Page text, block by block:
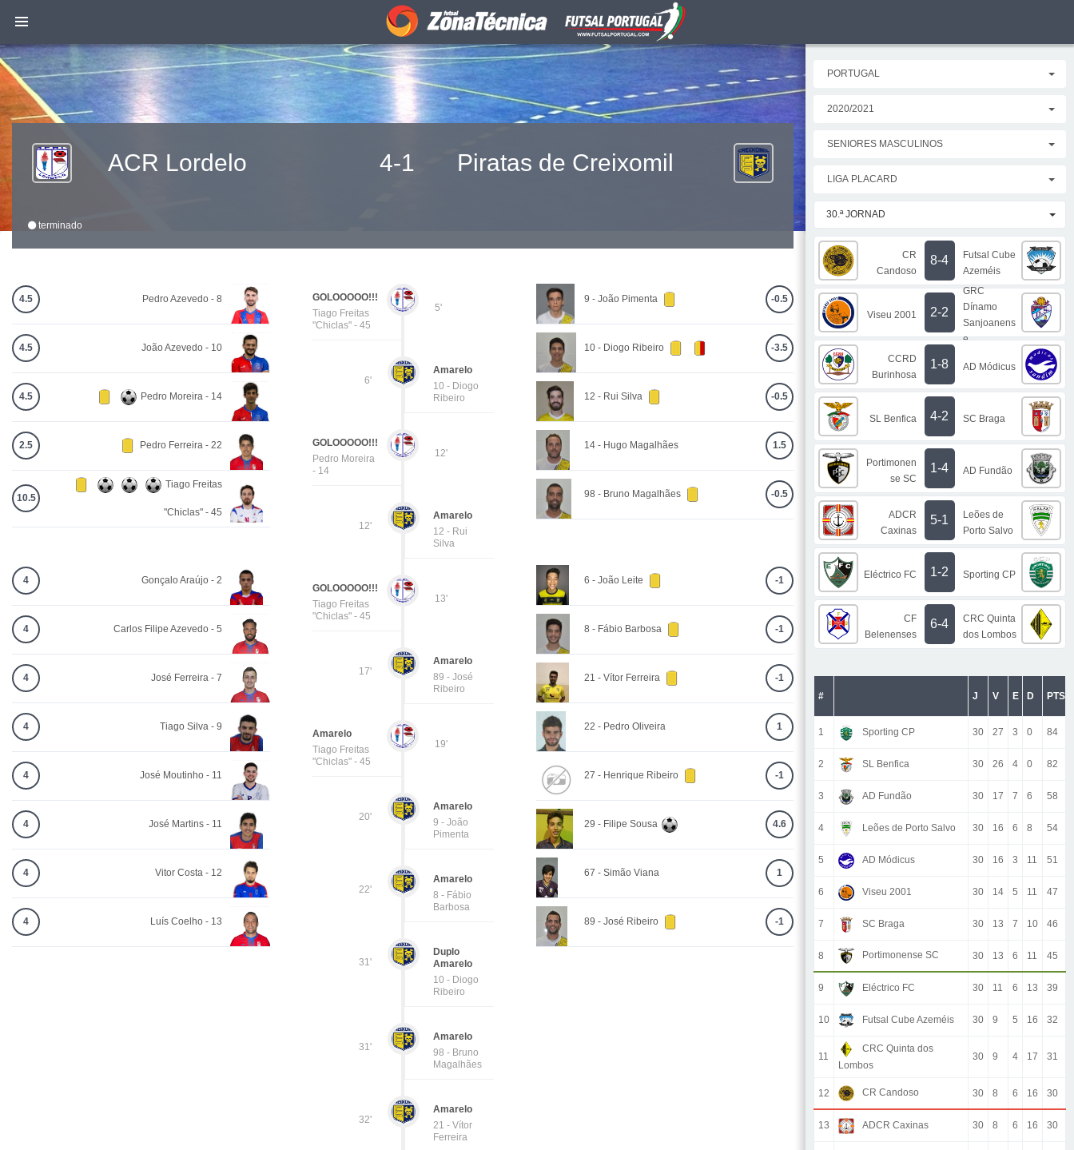
ACR Lordelo 4-1 Piratas de Creixomil
terminado
4.5 Pedro Azevedo - 8
4.5 João Azevedo - 10
4.5 Pedro Moreira - 14
2.5 Pedro Ferreira - 22
10.5
Tiago Freitas
"Chiclas" - 45
5'
GOLOOOOO!!!
Tiago Freitas
"Chiclas" - 45
6'
Amarelo
10 - Diogo
Ribeiro
12'
GOLOOOOO!!!
Pedro Moreira
- 14
12'
Amarelo
12 - Rui
Silva
13'
GOLOOOOO!!!
Tiago Freitas
"Chiclas" - 45
17'
Amarelo
89 - José
Ribeiro
19'
Amarelo
Tiago Freitas
"Chiclas" - 45
20'
Amarelo
9 - João
Pimenta
22'
Amarelo
8 - Fábio
Barbosa
31'
Duplo
Amarelo
10 - Diogo
Ribeiro
31'
Amarelo
98 - Bruno
Magalhães
32'
Amarelo
21 - Vítor
Ferreira
9 - João Pimenta -0.5
10 - Diogo Ribeiro -3.5
12 - Rui Silva -0.5
14 - Hugo Magalhães 1.5
98 - Bruno Magalhães -0.5
4 Gonçalo Araújo - 2
4 Carlos Filipe Azevedo - 5
4 José Ferreira - 7
4 Tiago Silva - 9
4 José Moutinho - 11
4 José Martins - 11
4 Vitor Costa - 12
4 Luís Coelho - 13
6 - João Leite -1
8 - Fábio Barbosa -1
21 - Vítor Ferreira -1
22 - Pedro Oliveira 1
27 - Henrique Ribeiro -1
29 - Filipe Sousa 4.6
67 - Simão Viana 1
89 - José Ribeiro -1
PORTUGAL
2020/2021
SENIORES MASCULINOS
LIGA PLACARD
30.ª JORNAD
CR
Candoso
8-4
Futsal Cube
Azeméis
Viseu 2001 2-2
GRC
Dínamo
Sanjoanens
e
CCRD
Burinhosa
1-8 AD Módicus
SL Benfica 4-2 SC Braga
Portimonen
se SC
1-4 AD Fundão
ADCR
Caxinas
5-1
Leões de
Porto Salvo
Eléctrico FC 1-2 Sporting CP
CF
Belenenses
6-4
CRC Quinta
dos Lombos
# J V E D PTS
1 Sporting CP 30 27 3 0 84
2 SL Benfica 30 26 4 0 82
3 AD Fundão 30 17 7 6 58
4 Leões de Porto Salvo 30 16 6 8 54
5 AD Módicus 30 16 3 11 51
6 Viseu 2001 30 14 5 11 47
7 SC Braga 30 13 7 10 46
8 Portimonense SC 30 13 6 11 45
9 Eléctrico FC 30 11 6 13 39
10 Futsal Cube Azeméis 30 9 5 16 32
11
CRC Quinta dos
Lombos
30 9 4 17 31
12 CR Candoso 30 8 6 16 30
13 ADCR Caxinas 30 8 6 16 30